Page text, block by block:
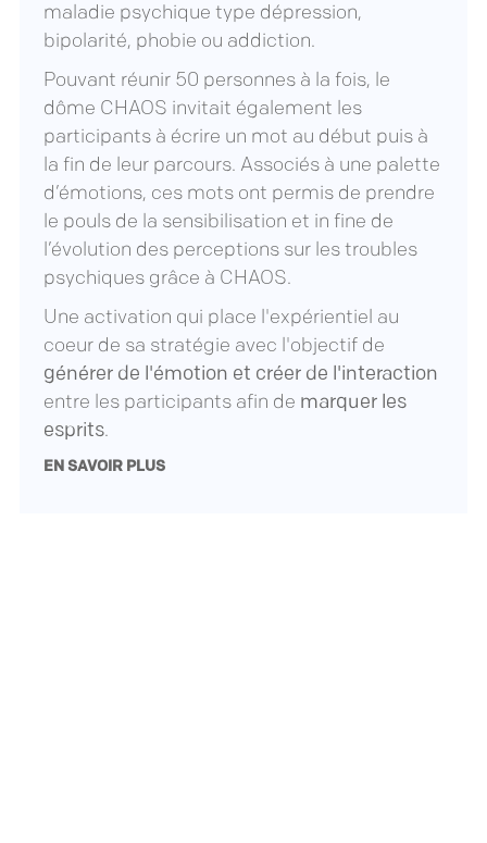
maladie psychique type dépression,
bipolarité, phobie ou addiction.
Pouvant réunir 50 personnes à la fois, le
dôme CHAOS invitait également les
participants à écrire un mot au début puis à
la fin de leur parcours. Associés à une palette
d’émotions, ces mots ont permis de prendre
le pouls de la sensibilisation et in fine de
l’évolution des perceptions sur les troubles
psychiques grâce à CHAOS.
Une activation qui place l'expérientiel au
coeur de sa stratégie avec l'objectif de
générer de l'émotion et créer de l'interaction
entre les participants afin de marquer les
esprits.
EN SAVOIR PLUS